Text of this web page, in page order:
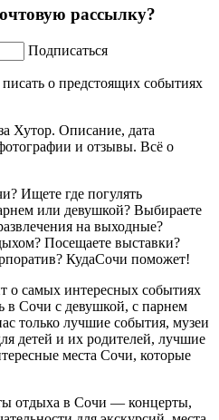
рассылку?
Подписаться
о предстоящих событиях
Хутор. Описание, дата
и отзывы. Всё о
Ищете где погулять
или девушкой? Выбираете
на выходные?
Посещаете выставки?
КудаСочи поможет!
о самых интересных событиях
в Сочи с девушкой, с парнем
только лучшие события, музеи
детей и их родителей, лучшие
места Сочи, которые
отдыха в Сочи — концерты,